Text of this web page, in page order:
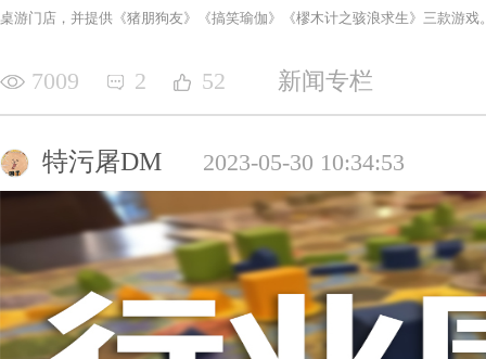
桌游门店，并提供《猪朋狗友》《搞笑瑜伽》《樛木计之骇浪求生》三款游戏
7009 2 52 新闻专栏
特污屠DM 2023-05-30 10:34:53